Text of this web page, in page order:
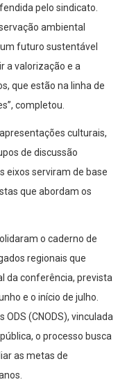
pelo sindicato.
ambiental
futuro sustentável
a valorização e a
que estão na linha de
completou.
culturais,
de discussão
eixos serviram de base
que abordam os
o caderno de
regionais que
da conferência, prevista
e o início de julho.
(CNODS), vinculada
o processo busca
as metas de